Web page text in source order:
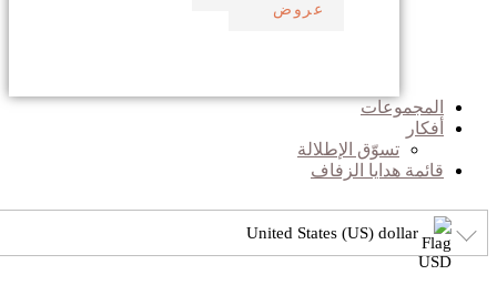
عروض
المجموعات
أفكار
تسوّق الإطلالة
قائمة هدايا الزفاف
United States (US) dollar